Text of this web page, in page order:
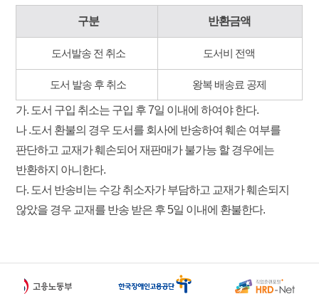
구분 반환금액
도서발송 전 취소 도서비 전액
도서 발송 후 취소 왕복 배송료 공제
가. 도서 구입 취소는 구입 후 7일 이내에 하여야 한다.
나 .도서 환불의 경우 도서를 회사에 반송하여 훼손 여부를
판단하고 교재가 훼손되어 재판매가 불가능 할 경우에는
반환하지 아니한다.
다. 도서 반송비는 수강 취소자가 부담하고 교재가 훼손되지
않았을 경우 교재를 반송 받은 후 5일 이내에 환불한다.